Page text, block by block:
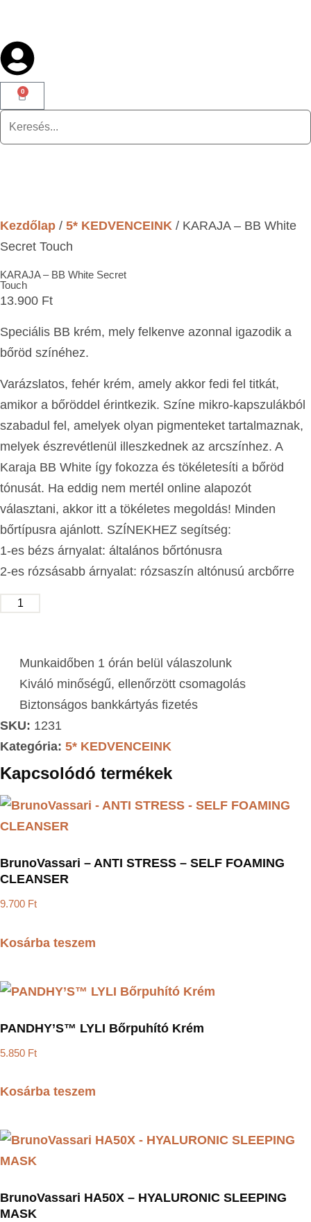
0
Kezdőlap / 5* KEDVENCEINK / KARAJA – BB White
Secret Touch
KARAJA – BB White Secret
Touch
13.900 Ft
Speciális BB krém, mely felkenve azonnal igazodik a
bőröd színéhez.
Varázslatos, fehér krém, amely akkor fedi fel titkát,
amikor a bőröddel érintkezik. Színe mikro-kapszulákból
szabadul fel, amelyek olyan pigmenteket tartalmaznak,
melyek észrevétlenül illeszkednek az arcszínhez. A
Karaja BB White így fokozza és tökéletesíti a bőröd
tónusát. Ha eddig nem mertél online alapozót
választani, akkor itt a tökéletes megoldás! Minden
bőrtípusra ajánlott. SZÍNEKHEZ segítség:
1-es bézs árnyalat: általános bőrtónusra
2-es rózsásabb árnyalat: rózsaszín altónusú arcbőrre
Munkaidőben 1 órán belül válaszolunk
Kiváló minőségű, ellenőrzött csomagolás
Biztonságos bankkártyás fizetés
SKU: 1231
Kategória: 5* KEDVENCEINK
Kapcsolódó termékek
BrunoVassari – ANTI STRESS – SELF FOAMING
CLEANSER
9.700 Ft
Kosárba teszem
PANDHY’S™ LYLI Bőrpuhító Krém
5.850 Ft
Kosárba teszem
BrunoVassari HA50X – HYALURONIC SLEEPING
MASK